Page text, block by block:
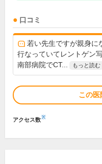
口コミ
若い先生ですが親身に
行なっていてレントゲン
南部病院でCT...
もっと読む
この医
アクセス数※